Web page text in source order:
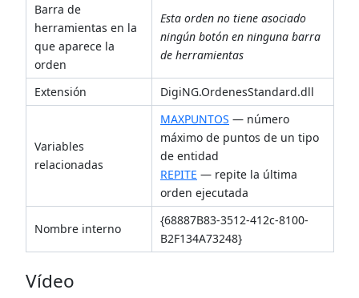
Barra de
herramientas en la
que aparece la
orden
Esta orden no tiene asociado
ningún botón en ninguna barra
de herramientas
Extensión DigiNG.OrdenesStandard.dll
Variables
relacionadas
MAXPUNTOS — número
máximo de puntos de un tipo
de entidad
REPITE — repite la última
orden ejecutada
Nombre interno
{68887B83-3512-412c-8100-
B2F134A73248}
Vídeo